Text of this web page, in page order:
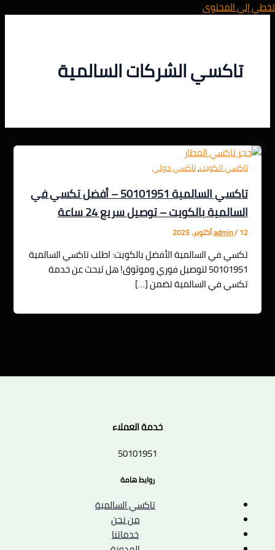
تخطي إلى المحتوى
تاكسي الشركات السالمية
تاكسي الكويت,تاكسي حولي
تاكسي السالمية 50101951 – أفضل تكسي في
السالمية بالكويت – توصيل سريع 24 ساعة
admin/12 أكتوبر، 2025
تكسي في السالمية الأفضل بالكويت: اطلب تاكسي السالمية
50101951 لتوصيل فوري وموثوق! هل تبحث عن خدمة
تكسي في السالمية تضمن […]
خدمة العملاء
50101951
روابط هامة
تاكسي السالمية
من نحن
خدماتنا